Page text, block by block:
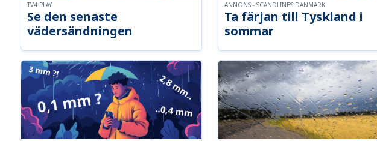
Se den senaste
vädersändningen
TV4 PLAY
Ta färjan till Tyskland i
sommar
ANNONS - SCANDLINES DANMARK